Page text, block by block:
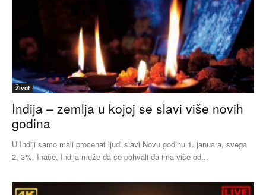
Život
Indija – zemlja u kojoj se slavi više novih
godina
U Indiji samo mali procenat ljudi slavi Novu godinu 1. januara, svega
2, 3%. Inače, Indija može da se pohvali da ima više od...